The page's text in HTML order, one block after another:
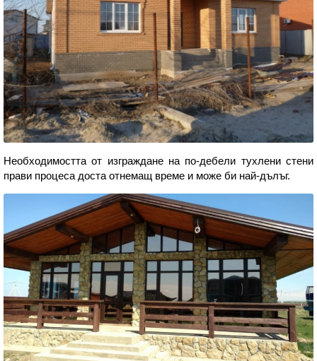
Необходимостта от изграждане на по-дебели тухлени стени
прави процеса доста отнемащ време и може би най-дълъг.